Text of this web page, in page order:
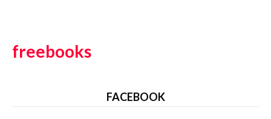
freebooks
FACEBOOK